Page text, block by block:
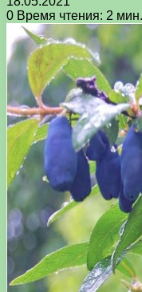
0 Время чтения: 2 мин.